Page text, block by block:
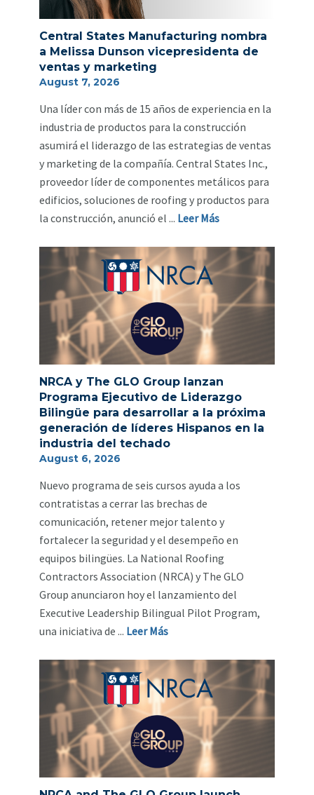
Central States Manufacturing nombra
a Melissa Dunson vicepresidenta de
ventas y marketing
August 7, 2026
Una líder con más de 15 años de experiencia en la
industria de productos para la construcción
asumirá el liderazgo de las estrategias de ventas
y marketing de la compañía. Central States Inc.,
proveedor líder de componentes metálicos para
edificios, soluciones de roofing y productos para
la construcción, anunció el ... Leer Más
NRCA y The GLO Group lanzan
Programa Ejecutivo de Liderazgo
Bilingüe para desarrollar a la próxima
generación de líderes Hispanos en la
industria del techado
August 6, 2026
Nuevo programa de seis cursos ayuda a los
contratistas a cerrar las brechas de
comunicación, retener mejor talento y
fortalecer la seguridad y el desempeño en
equipos bilingües. La National Roofing
Contractors Association (NRCA) y The GLO
Group anunciaron hoy el lanzamiento del
Executive Leadership Bilingual Pilot Program,
una iniciativa de ... Leer Más